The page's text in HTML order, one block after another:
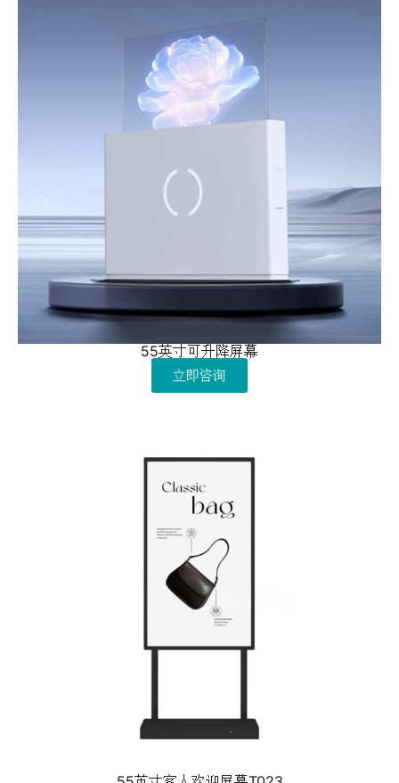
55英寸可升降屏幕
立即咨询